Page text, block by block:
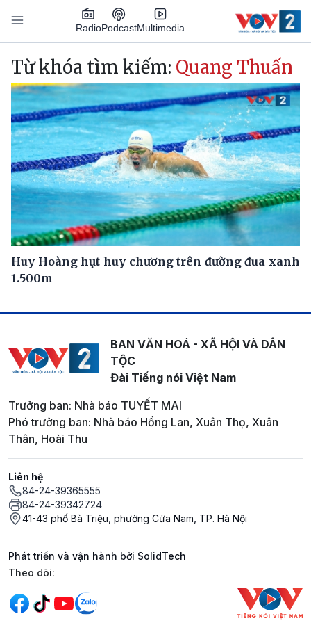
Nhảy đến nội dung
RadioPodcastMultimedia
Main navigation
Từ khóa tìm kiếm: Quang Thuấn
Huy Hoàng hụt huy chương trên đường đua xanh
1.500m
BAN VĂN HOÁ - XÃ HỘI VÀ DÂN
TỘC
Đài Tiếng nói Việt Nam
Trưởng ban: Nhà báo TUYẾT MAI
Phó trưởng ban: Nhà báo Hồng Lan, Xuân Thọ, Xuân
Thân, Hoài Thu
Liên hệ
84-24-39365555
84-24-39342724
41-43 phố Bà Triệu, phường Cửa Nam, TP. Hà Nội
Phát triển và vận hành bởi SolidTech
Mạng xã hội
Theo dõi: